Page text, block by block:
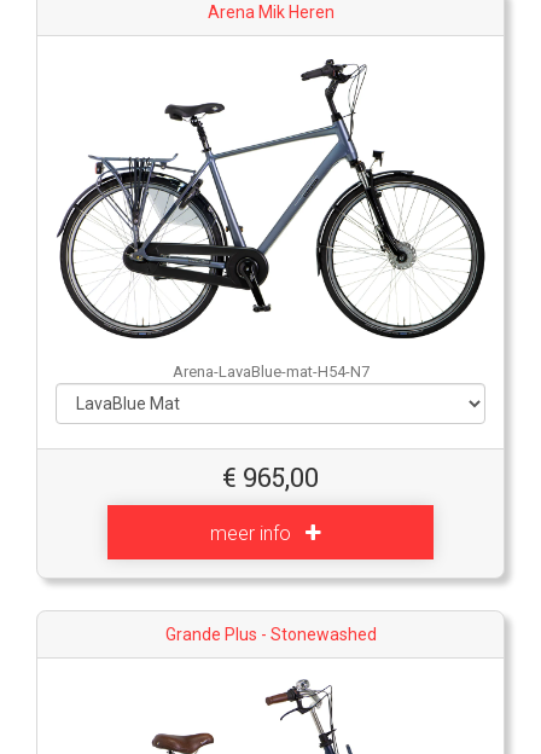
Arena Mik Heren
Arena-LavaBlue-mat-H54-N7
€ 965,00
meer info
Grande Plus - Stonewashed